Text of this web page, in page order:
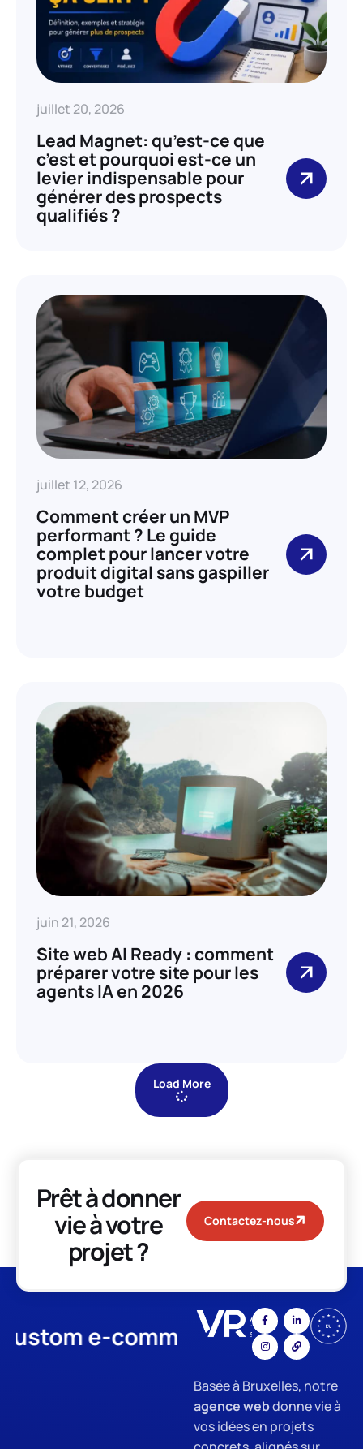
juillet 20, 2026
Lead Magnet: qu’est-ce que
c’est et pourquoi est-ce un
levier indispensable pour
générer des prospects
qualifiés ?
juillet 12, 2026
Comment créer un MVP
performant ? Le guide
complet pour lancer votre
produit digital sans gaspiller
votre budget
juin 21, 2026
Site web AI Ready : comment
préparer votre site pour les
agents IA en 2026
Load More
Prêt à donner
vie à votre
projet ?
Contactez-nous
e-commerce App
Basée à Bruxelles, notre
agence webdonne vie à
vos idées en projets